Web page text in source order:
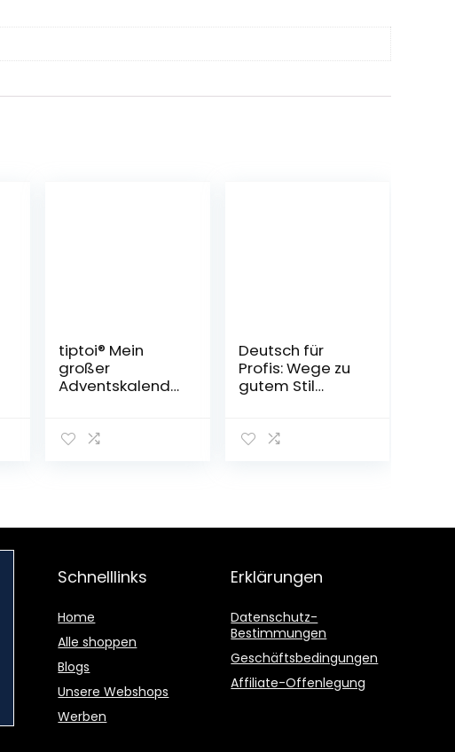
tiptoi® Mein
großer
Adventskalende
r, 1. Juli 2022
Deutsch für
Profis: Wege zu
gutem Stil
Schnelllinks
Home
Alle shoppen
Blogs
Unsere Webshops
Werben
Erklärungen
Datenschutz-
Bestimmungen
Geschäftsbedingungen
Affiliate-Offenlegung